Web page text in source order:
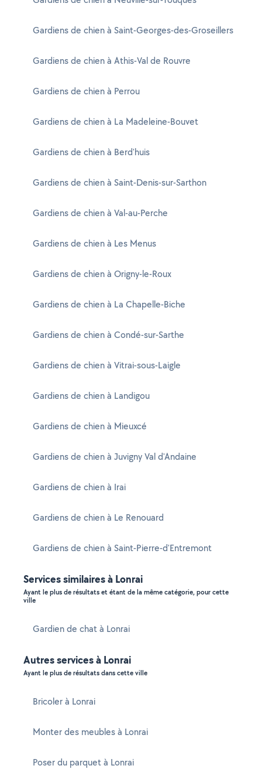
Gardiens de chien à Saint-Georges-des-Groseillers
Gardiens de chien à Athis-Val de Rouvre
Gardiens de chien à Perrou
Gardiens de chien à La Madeleine-Bouvet
Gardiens de chien à Berd'huis
Gardiens de chien à Saint-Denis-sur-Sarthon
Gardiens de chien à Val-au-Perche
Gardiens de chien à Les Menus
Gardiens de chien à Origny-le-Roux
Gardiens de chien à La Chapelle-Biche
Gardiens de chien à Condé-sur-Sarthe
Gardiens de chien à Vitrai-sous-Laigle
Gardiens de chien à Landigou
Gardiens de chien à Mieuxcé
Gardiens de chien à Juvigny Val d'Andaine
Gardiens de chien à Irai
Gardiens de chien à Le Renouard
Gardiens de chien à Saint-Pierre-d'Entremont
Services similaires à Lonrai
Ayant le plus de résultats et étant de la même catégorie, pour cette
ville
Gardien de chat à Lonrai
Autres services à Lonrai
Ayant le plus de résultats dans cette ville
Bricoler à Lonrai
Monter des meubles à Lonrai
Poser du parquet à Lonrai